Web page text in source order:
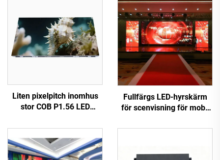
Liten pixelpitch inomhus
stor COB P1.56 LED
displaypanel för hembio
Fullfärgs LED-hyrskärm
för scenvisning för mobil